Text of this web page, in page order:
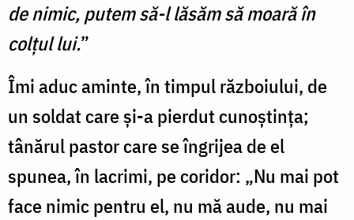
de nimic, putem să-l lăsăm să moară în
colţul lui.”
Îmi aduc aminte, în timpul războiului, de
un soldat care şi-a pierdut cunoştinţa;
tânărul pastor care se îngrijea de el
spunea, în lacrimi, pe coridor: „Nu mai pot
face nimic pentru el, nu mă aude, nu mai